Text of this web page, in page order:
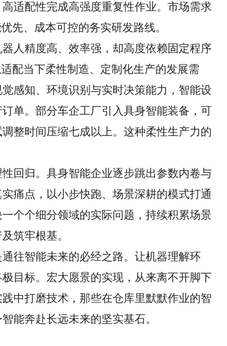
适配性完成高强度重复性作业。市场需求
先、成本可控的务实研发路线。
精度高、效率强，却高度依赖固定程序
配当下柔性制造、定制化生产的发展需
感知、环境识别与实时决策能力，智能设
单。部分车企工厂引入具身智能装备，可
整时间压缩七成以上。这种柔性生产力的
归。具身智能企业逐步跳出参数内卷与
痛点，以小步快跑、场景深耕的模式打通
个个细分领域的实际问题，持续积累场景
筑牢根基。
智能未来的必经之路。让机器理解环
目标。宏大愿景的实现，从来离不开脚下
中打磨技术，那些在仓库里默默作业的智
能奔赴长远未来的坚实基石。